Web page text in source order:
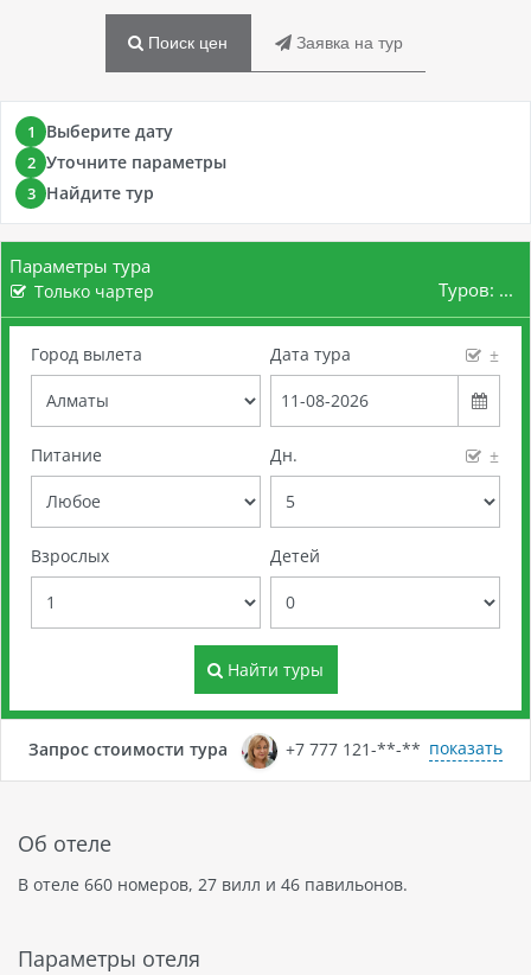
Поиск цен Заявка на тур
1 Выберите дату
2 Уточните параметры
3 Найдите тур
Параметры тура
Только чартер Туров: ...
Город вылета Дата тура ±
Питание Дн. ±
Взрослых Детей
Найти туры
Запрос стоимости тура +7 777 121-**-** показать
Об отеле
В отеле 660 номеров, 27 вилл и 46 павильонов.
Параметры отеля